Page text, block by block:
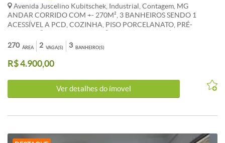
Avenida Juscelino Kubitschek, Industrial, Contagem, MG
ANDAR CORRIDO COM +- 270M², 3 BANHEIROS SENDO 1
ACESSÍVEL A PCD, COZINHA, PISO PORCELANATO, PRÉ-
INDIVIDUAIS. *OS VALORES ANUNCIADOS DE IPTU E
CONDOMÍNIO SÃO REFERENCIAIS E PODEM SOFRER
ALTERAÇÕES. WHATSAPP: (31) 98386-8716.
ÁREA
270 VAGA(S)
2 BANHEIRO(S)
3
R$ 4.900,00
Ver detalhes do ímovel